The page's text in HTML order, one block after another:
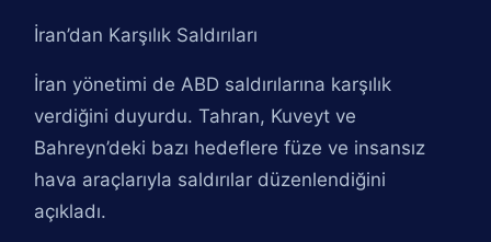
İran’dan Karşılık Saldırıları
İran yönetimi de ABD saldırılarına karşılık
verdiğini duyurdu. Tahran, Kuveyt ve
Bahreyn’deki bazı hedeflere füze ve insansız
hava araçlarıyla saldırılar düzenlendiğini
açıkladı.